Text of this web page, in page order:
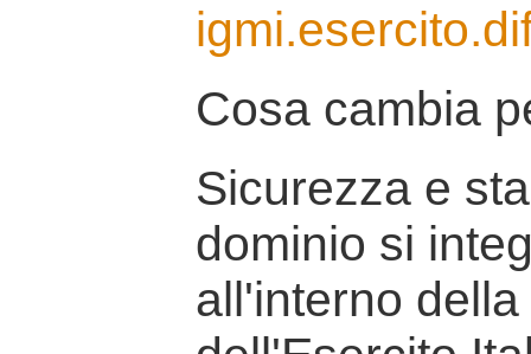
Cosa cambia
Sicurezza e
dominio si
all'interno